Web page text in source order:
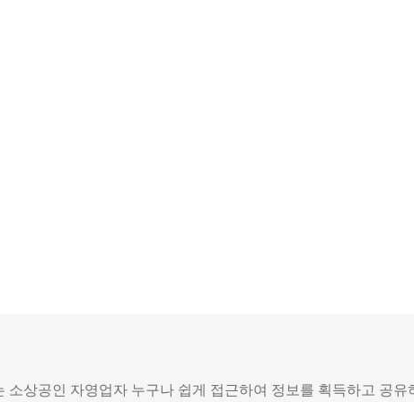
소상공인 자영업자 누구나 쉽게 접근하여 정보를 획득하고 공유